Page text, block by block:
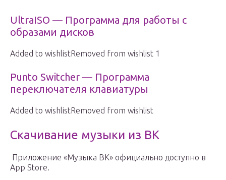
UltraISO — Программа для работы с
образами дисков
Added to wishlistRemoved from wishlist 1
Punto Switcher — Программа
переключателя клавиатуры
Added to wishlistRemoved from wishlist
Скачивание музыки из ВК
Приложение «Музыка ВК» официально доступно в
App Store.